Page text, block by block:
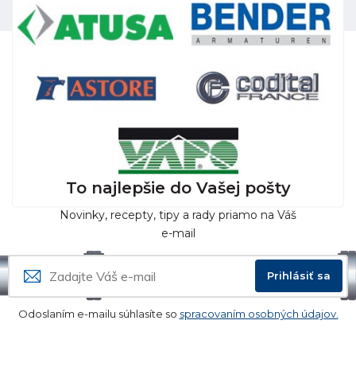
To najlepšie do Vašej pošty
Novinky, recepty, tipy a rady priamo na Váš
e-mail
Prihlásiť sa
Odoslaním e-mailu súhlasíte so spracovaním osobných údajov.